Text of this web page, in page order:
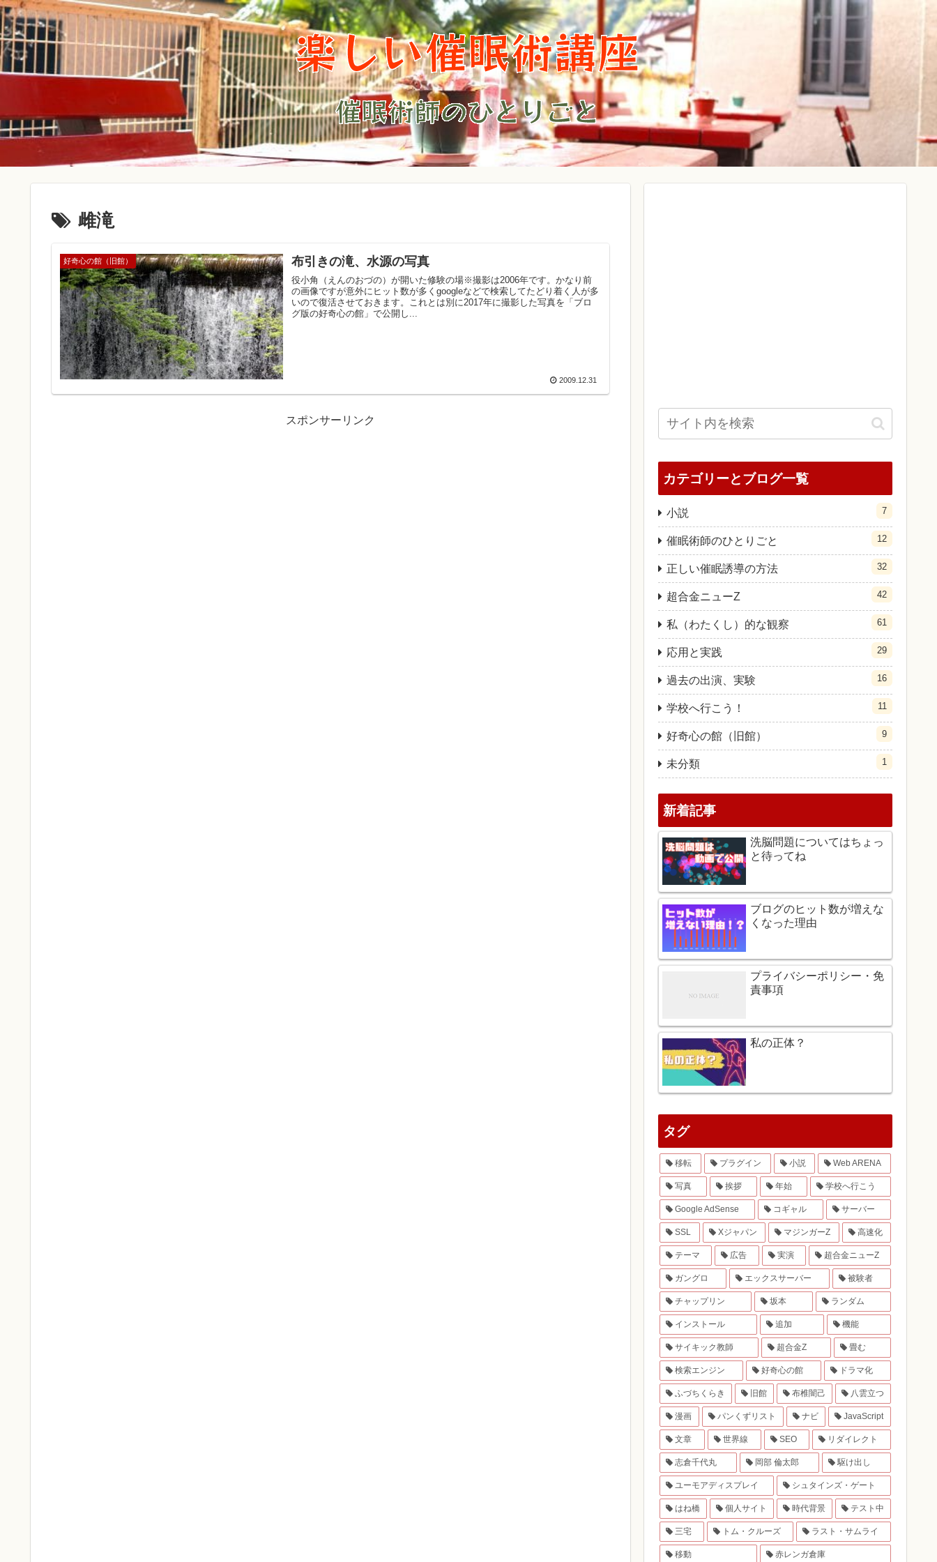
雌滝
好奇心の館（旧館） 布引きの滝、水源の写真
役小角（えんのおづの）が開いた修験の場※撮影は2006年です。かなり前
の画像ですが意外にヒット数が多くgoogleなどで検索してたどり着く人が多
いので復活させておきます。これとは別に2017年に撮影した写真を「ブロ
グ版の好奇心の館」で公開し...
2009.12.31
スポンサーリンク
カテゴリーとブログ一覧
小説 7
催眠術師のひとりごと 12
正しい催眠誘導の方法 32
超合金ニューZ 42
私（わたくし）的な観察 61
応用と実践 29
過去の出演、実験 16
学校へ行こう！ 11
好奇心の館（旧館） 9
未分類 1
新着記事
洗脳問題についてはちょっ
と待ってね
ブログのヒット数が増えな
くなった理由
プライバシーポリシー・免
責事項
私の正体？
タグ
移転 プラグイン 小説 Web ARENA
写真 挨拶 年始 学校へ行こう
Google AdSense コギャル サーバー
SSL Xジャパン マジンガーZ 高速化
テーマ 広告 実演 超合金ニューZ
ガングロ エックスサーバー 被験者
チャップリン 坂本 ランダム
インストール 追加 機能
サイキック教師 超合金Z 畳む
検索エンジン 好奇心の館 ドラマ化
ふづちくらき 旧館 布椎闇己 八雲立つ
漫画 パンくずリスト ナビ JavaScript
文章 世界線 SEO リダイレクト
志倉千代丸 岡部 倫太郎 駆け出し
ユーモアディスプレイ シュタインズ・ゲート
はね橋 個人サイト 時代背景 テスト中
三宅 トム・クルーズ ラスト・サムライ
移動 赤レンガ倉庫